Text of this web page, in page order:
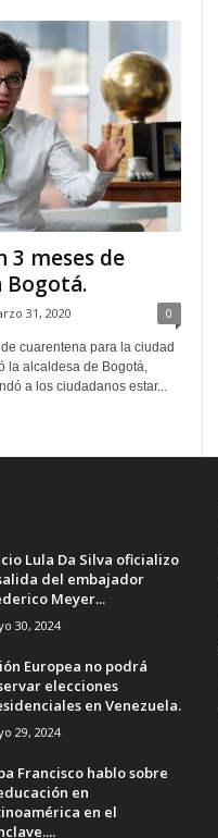
3 meses de
Bogotá.
31, 2020 0
cuarentena para la ciudad
la alcaldesa de Bogotá,
a los ciudadanos estar...
Lula Da Silva oficializo
del embajador
Meyer...
30, 2024
Europea no podrá
elecciones
en Venezuela.
29, 2024
Francisco hablo sobre
en
en el